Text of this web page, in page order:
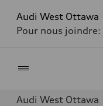
Audi West Ottawa
Pour nous joindre:
Audi West Ottawa